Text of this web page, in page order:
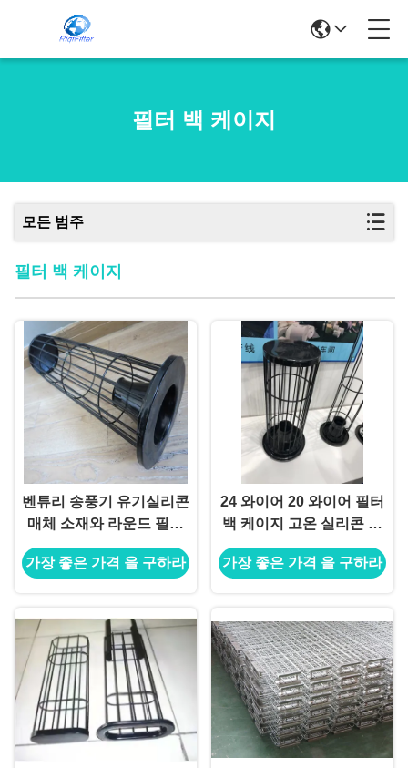
필터 백 케이지
모든 범주
필터 백 케이지
벤튜리 송풍기 유기실리콘
매체 소재와 라운드 필터
백 케이지
가장 좋은 가격 을 구하라
24 와이어 20 와이어 필터
백 케이지 고온 실리콘 코
팅
가장 좋은 가격 을 구하라